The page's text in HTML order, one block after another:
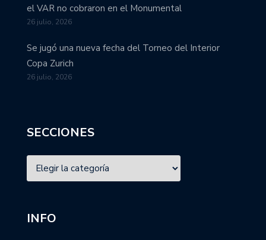
el VAR no cobraron en el Monumental
26 julio, 2026
Se jugó una nueva fecha del Torneo del Interior
Copa Zurich
26 julio, 2026
SECCIONES
INFO